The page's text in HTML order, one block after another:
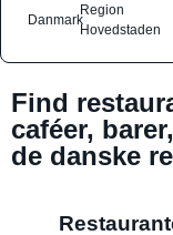
Danmark
Region
Hovedstaden
Find
caféer,
de danske